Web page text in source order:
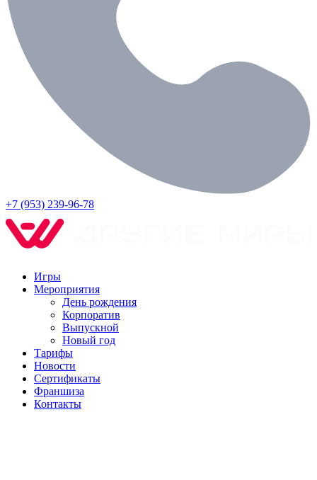
+7 (953) 239-96-78
Игры
Мероприятия
День рождения
Корпоратив
Выпускной
Новый год
Тарифы
Новости
Сертификаты
Франшиза
Контакты